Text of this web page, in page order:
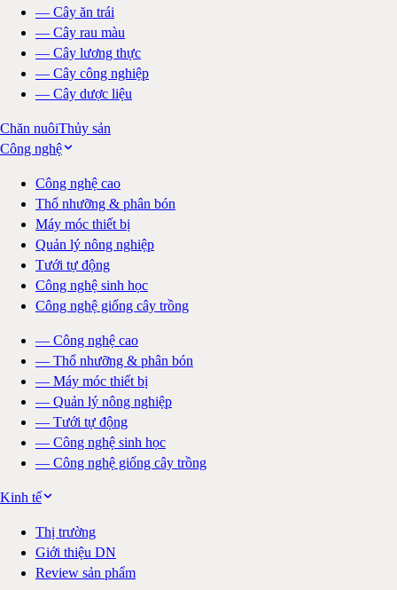
— Cây ăn trái
— Cây rau màu
— Cây lương thực
— Cây công nghiệp
— Cây dược liệu
Chăn nuôiThủy sản
Công nghệ
Công nghệ cao
Thổ nhưỡng & phân bón
Máy móc thiết bị
Quản lý nông nghiệp
Tưới tự động
Công nghệ sinh học
Công nghệ giống cây trồng
— Công nghệ cao
— Thổ nhưỡng & phân bón
— Máy móc thiết bị
— Quản lý nông nghiệp
— Tưới tự động
— Công nghệ sinh học
— Công nghệ giống cây trồng
Kinh tế
Thị trường
Giới thiệu DN
Review sản phẩm